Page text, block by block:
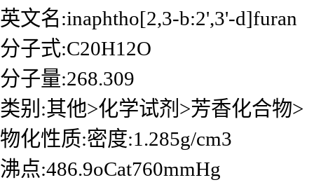
英文名:inaphtho[2,3-b:2',3'-d]furan
分子式:C20H12O
分子量:268.309
类别:其他>化学试剂>芳香化合物>
物化性质:密度:1.285g/cm3
沸点:486.9oCat760mmHg